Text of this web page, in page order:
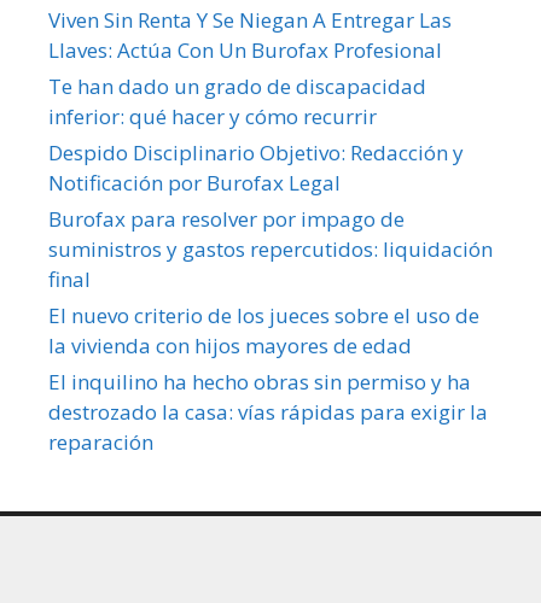
Viven Sin Renta Y Se Niegan A Entregar Las
Llaves: Actúa Con Un Burofax Profesional
Te han dado un grado de discapacidad
inferior: qué hacer y cómo recurrir
Despido Disciplinario Objetivo: Redacción y
Notificación por Burofax Legal
Burofax para resolver por impago de
suministros y gastos repercutidos: liquidación
final
El nuevo criterio de los jueces sobre el uso de
la vivienda con hijos mayores de edad
El inquilino ha hecho obras sin permiso y ha
destrozado la casa: vías rápidas para exigir la
reparación